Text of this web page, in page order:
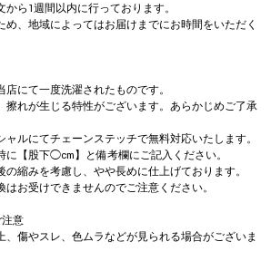
ら1週間以内に行っております。
め、地域によってはお届けまでにお時間をいただく
店にて一度洗濯されたものです。
擦れが生じる特性がございます。あらかじめご了承
ャルにてチェーンステッチで無料対応いたします。
【股下◯cm】と備考欄にご記入ください。
縮みを考慮し、やや長めに仕上げております。
お受けできませんのでご注意ください。
意
、傷やスレ、色ムラなどが見られる場合がございま